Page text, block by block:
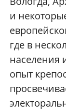
и
где в
населения
опыт